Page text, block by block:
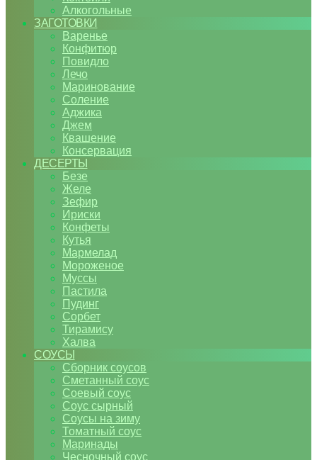
Алкогольные
ЗАГОТОВКИ
Варенье
Конфитюр
Повидло
Лечо
Маринование
Соление
Аджика
Джем
Квашение
Консервация
ДЕСЕРТЫ
Безе
Желе
Зефир
Ириски
Конфеты
Кутья
Мармелад
Мороженое
Муссы
Пастила
Пудинг
Сорбет
Тирамису
Халва
СОУСЫ
Сборник соусов
Сметанный соус
Соевый соус
Соус сырный
Соусы на зиму
Томатный соус
Маринады
Чесночный соус